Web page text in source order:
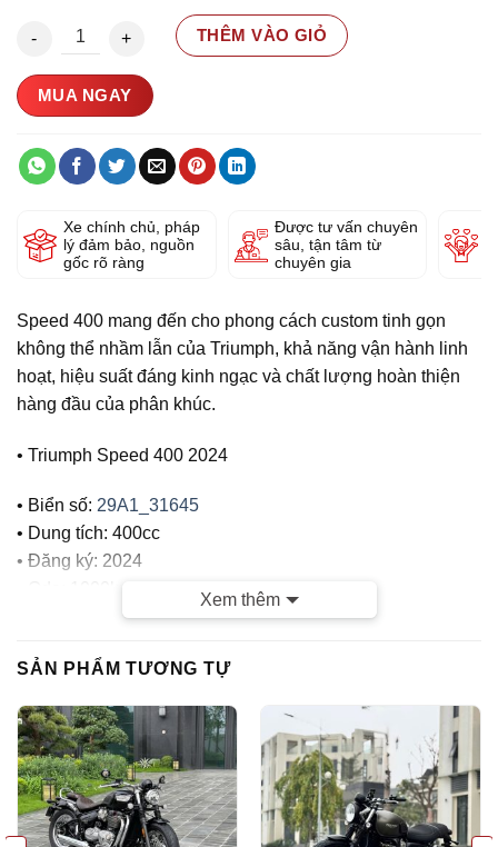
Triumph Speed 400 2024 29A1-316.45 số lượng
THÊM VÀO GIỎ
MUA NGAY
Xe chính chủ, pháp
lý đảm bảo, nguồn
gốc rõ ràng
Được tư vấn chuyên
sâu, tận tâm từ
chuyên gia
Speed 400 mang đến cho phong cách custom tinh gọn
không thể nhầm lẫn của Triumph, khả năng vận hành linh
hoạt, hiệu suất đáng kinh ngạc và chất lượng hoàn thiện
hàng đầu của phân khúc.
• Triumph Speed 400 2024
• Biển số: 29A1_31645
• Dung tích: 400cc
• Đăng ký: 2024
• Odo: 1000km(ogirinal)
– Giá thành hợp lý
– Xe chất lượng tốt, chất lượng hàng đầu tại Hà Nội, Bảo
hành tuyệt đối Máy nguyên bản , Đồ Zin theo xe
Xem thêm
SẢN PHẨM TƯƠNG TỰ